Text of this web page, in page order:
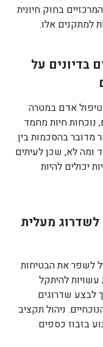
בחוק חיונית
למתקנים אלו.
בדיונים על
אדם במטרה
חיות מחמד
מדובר בהסכמות בין
ומה לא, שכן לעיתים
יכולים להיות
מעלית
לשפר את הבטיחות
עשויות להיתקל
לבצע שדרוגים
ניהול תקציב
בזבוז כספים